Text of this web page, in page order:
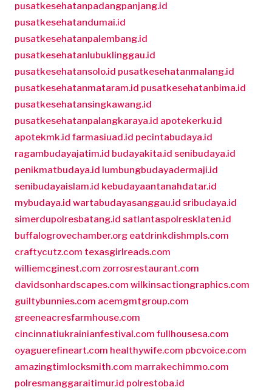
pusatkesehatanpadangpanjang.id
pusatkesehatandumai.id
pusatkesehatanpalembang.id
pusatkesehatanlubuklinggau.id
pusatkesehatansolo.id pusatkesehatanmalang.id
pusatkesehatanmataram.id pusatkesehatanbima.id
pusatkesehatansingkawang.id
pusatkesehatanpalangkaraya.id apotekerku.id
apotekmk.id farmasiuad.id pecintabudaya.id
ragambudayajatim.id budayakita.id senibudaya.id
penikmatbudaya.id
lumbungbudayadermaji.id
senibudayaislam.id kebudayaantanahdatar.id
mybudaya.id wartabudayasanggau.id sribudaya.id
simerdupolresbatang.id satlantaspolresklaten.id
buffalogrovechamber.org eatdrinkdishmpls.com
craftycutz.com texasgirlreads.com
williemcginest.com zorrosrestaurant.com
davidsonhardscapes.com wilkinsactiongraphics.com
guiltybunnies.com acemgmtgroup.com
greeneacresfarmhouse.com
cincinnatiukrainianfestival.com fullhousesa.com
oyaguerefineart.com healthywife.com pbcvoice.com
amazingtimlocksmith.com marrakechimmo.com
polresmanggaraitimur.id polrestoba.id